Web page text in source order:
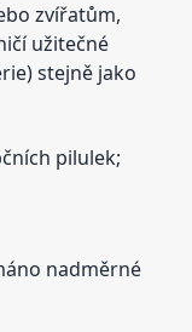
zvířatům,
užitečné
stejně jako
pilulek;
nadměrné